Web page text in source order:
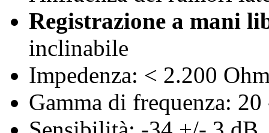
Registrazione a mani
inclinabile
Impedenza: < 2.200
Gamma di frequenza: